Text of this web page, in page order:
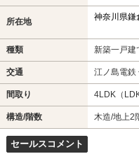
所在地 神奈川県鎌
種類 新築一戸建
交通 江ノ島電鉄
間取り 4LDK（
構造/階数 木造/地上2
セールスコメント